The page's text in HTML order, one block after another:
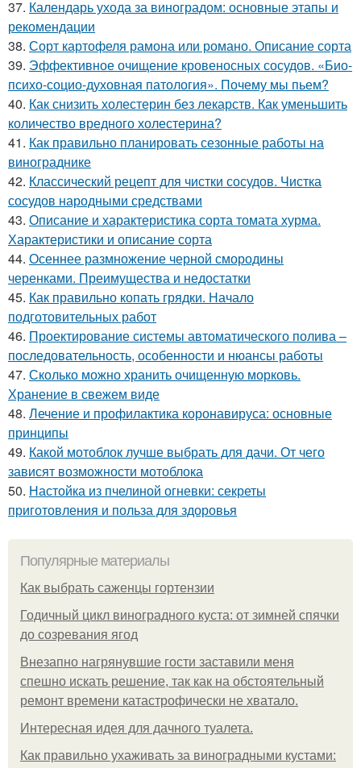
37. Календарь ухода за виноградом: основные этапы и
рекомендации
38. Сорт картофеля рамона или романо. Описание сорта
39. Эффективное очищение кровеносных сосудов. «Био-
психо-социо-духовная патология». Почему мы пьем?
40. Как снизить холестерин без лекарств. Как уменьшить
количество вредного холестерина?
41. Как правильно планировать сезонные работы на
винограднике
42. Классический рецепт для чистки сосудов. Чистка
сосудов народными средствами
43. Описание и характеристика сорта томата хурма.
Характеристики и описание сорта
44. Осеннее размножение черной смородины
черенками. Преимущества и недостатки
45. Как правильно копать грядки. Начало
подготовительных работ
46. Проектирование системы автоматического полива –
последовательность, особенности и нюансы работы
47. Сколько можно хранить очищенную морковь.
Хранение в свежем виде
48. Лечение и профилактика коронавируса: основные
принципы
49. Какой мотоблок лучше выбрать для дачи. От чего
зависят возможности мотоблока
50. Настойка из пчелиной огневки: секреты
приготовления и польза для здоровья
Популярные материалы
Как выбрать саженцы гортензии
Годичный цикл виноградного куста: от зимней спячки
до созревания ягод
Внезапно нагрянувшие гости заставили меня
спешно искать решение, так как на обстоятельный
ремонт времени катастрофически не хватало.
Интересная идея для дачного туалета.
Как правильно ухаживать за виноградными кустами: